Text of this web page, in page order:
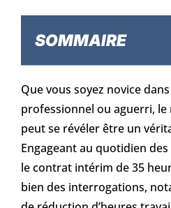
SOMMAIRE
Que vous soyez novice
professionnel ou aguerri, le
peut se révéler être un
Engageant au quotidien
le contrat intérim de 35
bien des interrogations,